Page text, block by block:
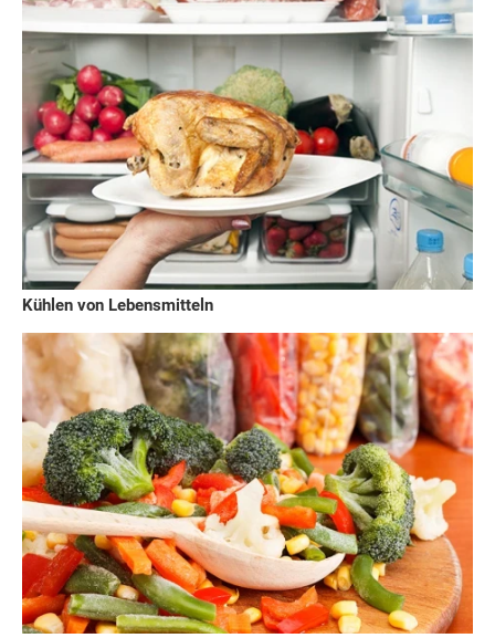
Kühlen von Lebensmitteln